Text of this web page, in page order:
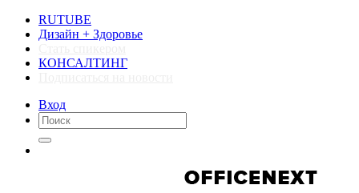
RUTUBE
Дизайн + Здоровье
КОНСАЛТИНГ
Вход